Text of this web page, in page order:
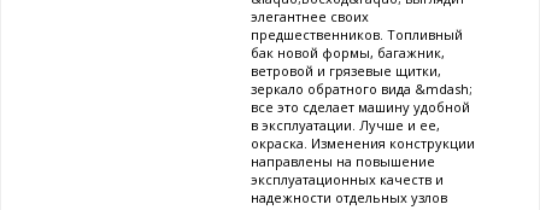
элегантнее своих
предшественников. Топливный
бак новой формы, багажник,
ветровой и грязевые щитки,
зеркало обратного вида &mdash;
все это сделает машину удобной
в эксплуатации. Лучше и ее,
окраска. Изменения конструкции
направлены на повышение
эксплуатационных качеств и
надежности отдельных узлов